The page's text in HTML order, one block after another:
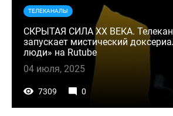
ТЕЛЕКАНАЛЫ
СКРЫТАЯ СИЛА ХХ ВЕКА.
запускает мистический
люди» на Rutube
04 июля, 2025
7309 0